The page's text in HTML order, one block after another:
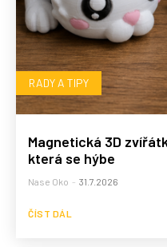
RADY A TIPY
Magnetická 3D
která se hýbe
Nase Oko - 31.7.2026
ČÍST DÁL